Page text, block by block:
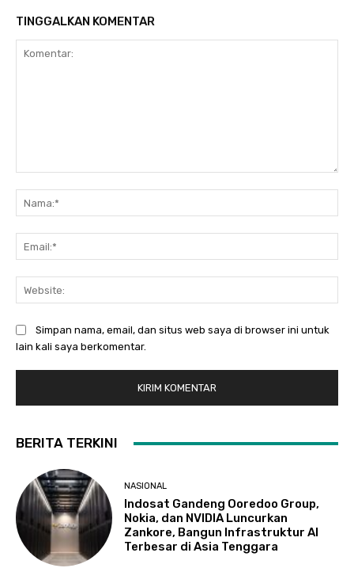
TINGGALKAN KOMENTAR
Simpan nama, email, dan situs web saya di browser ini untuk
lain kali saya berkomentar.
BERITA TERKINI
NASIONAL
Indosat Gandeng Ooredoo Group,
Nokia, dan NVIDIA Luncurkan
Zankore, Bangun Infrastruktur AI
Terbesar di Asia Tenggara